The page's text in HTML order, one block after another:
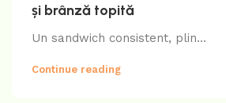
și brânză topită
Un sandwich consistent, plin...
Continue reading